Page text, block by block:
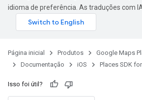
idioma de preferência. As traduções com
Página inicial Produtos
Google Maps
Documentação
iOS Places SDK
Isso foi útil?